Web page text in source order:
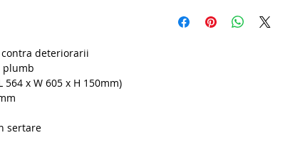
deteriorarii
plumb
564 x W 605 x H 150mm)
sertare